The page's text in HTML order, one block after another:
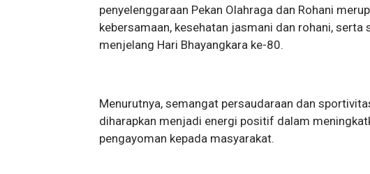
penyelenggaraan Pekan Olahraga dan Rohani
kebersamaan, kesehatan jasmani dan rohani,
menjelang Hari Bhayangkara ke-80.
Menurutnya, semangat persaudaraan dan
diharapkan menjadi energi positif dalam
pengayoman kepada masyarakat.